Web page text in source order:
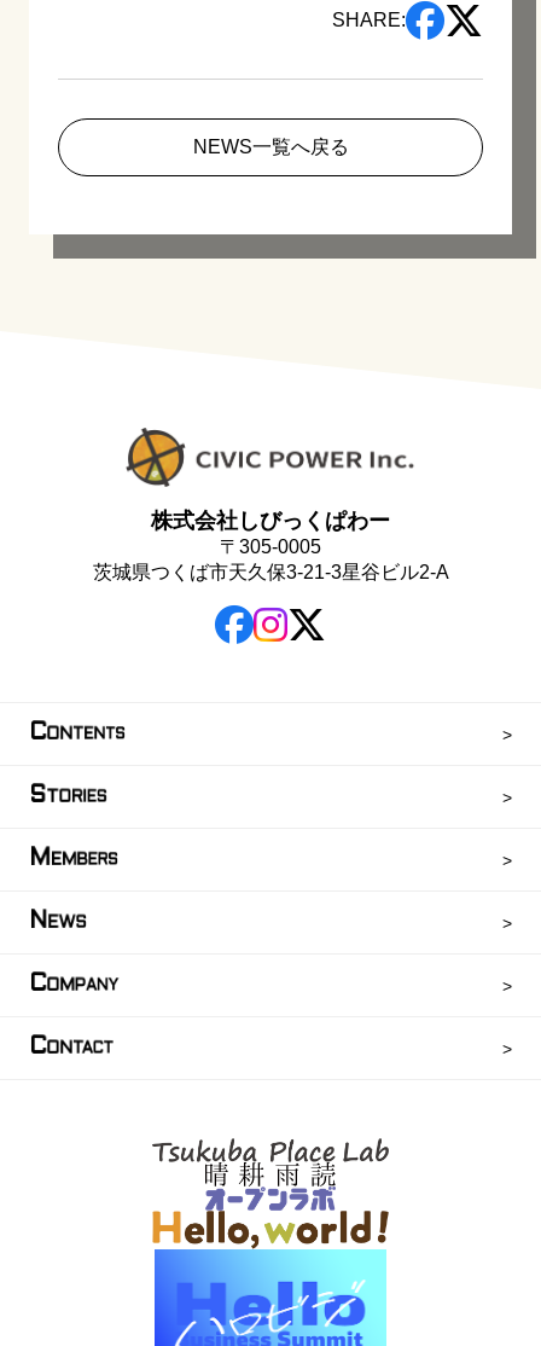
SHARE:
NEWS一覧へ戻る
株式会社しびっくぱわー
〒305-0005
茨城県つくば市天久保3-21-3星谷ビル2-A
CONTENTS
STORIES
MEMBERS
N EWS
COMPANY
CONTACT